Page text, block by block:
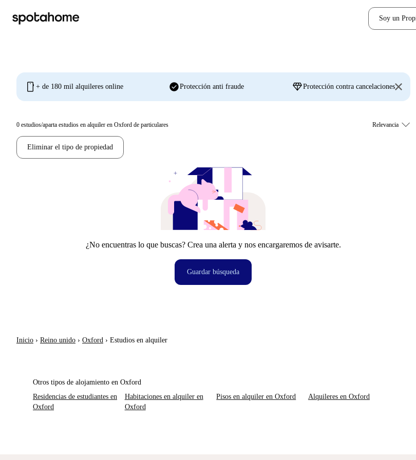
Soy un
mobile + de 180 mil alquileres online check_circleProtección anti fraude diamondProtección contra cancelaciones
0 estudios/aparta estudios en alquiler en Oxford de particulares
Eliminar el tipo de propiedad
¿No encuentras lo que buscas? Crea una alerta y nos encargaremos de avisarte.
Guardar búsqueda
Inicio › Reino unido › Oxford › Estudios en alquiler
Otros tipos de alojamiento en Oxford
Residencias de estudiantes en
Oxford
Habitaciones en alquiler en
Oxford
Pisos en alquiler en Oxford Alquileres en Oxford